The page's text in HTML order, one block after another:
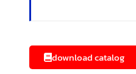
download catalog